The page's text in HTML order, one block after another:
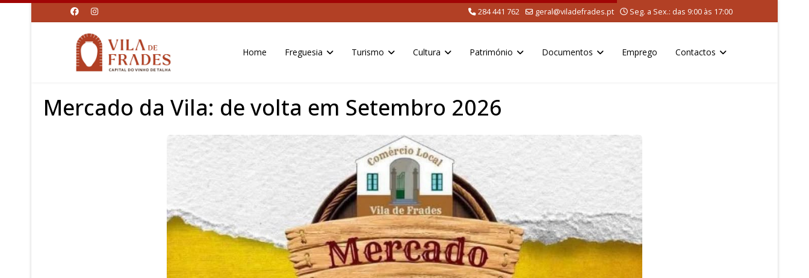
284 441 762 geral@viladefrades.pt Seg. a Sex.: das 9:00 às 17:00
Home Freguesia Turismo Cultura Património Documentos Emprego Contactos
Mercado da Vila: de volta em Setembro 2026